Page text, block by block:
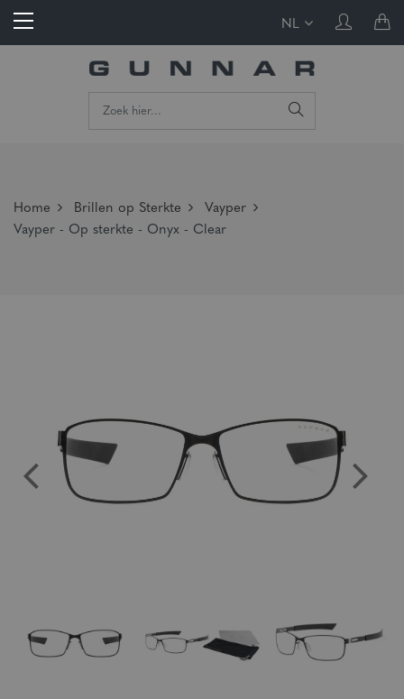
NL
Home Brillen op Sterkte
Vayper
Vayper - Op sterkte - Onyx - Clear